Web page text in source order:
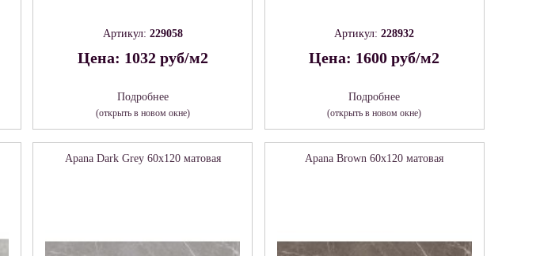
Артикул: 229058
Цена: 1032 руб/м2
Подробнее
(открыть в новом окне)
Артикул:228932
Цена: 1600 руб/м2
Подробнее
(открыть в новом окне)
Apana Dark Grey 60х120 матовая Apana Brown 60х120 матовая